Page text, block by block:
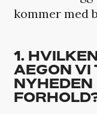
kommer med
1.
AEGON VI
NYHEDEN